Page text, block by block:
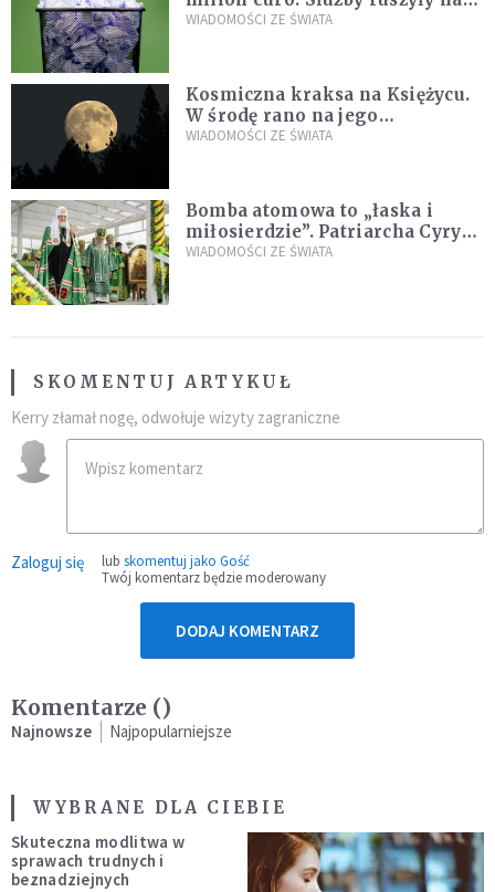
poszukiwania
WIADOMOŚCI ZE ŚWIATA
Kosmiczna kraksa na Księżycu.
W środę rano na jego
powierzchni dojdzie do
WIADOMOŚCI ZE ŚWIATA
Bomba atomowa to „łaska i
miłosierdzie”. Patriarcha Cyryl
wychwala Putina
WIADOMOŚCI ZE ŚWIATA
SKOMENTUJ ARTYKUŁ
Kerry złamał nogę, odwołuje wizyty zagraniczne
Zaloguj się lub skomentuj jako Gość
Twój komentarz będzie moderowany
DODAJ KOMENTARZ
Komentarze ()
Najnowsze Najpopularniejsze
WYBRANE DLA CIEBIE
Skuteczna modlitwa w
sprawach trudnych i
beznadziejnych